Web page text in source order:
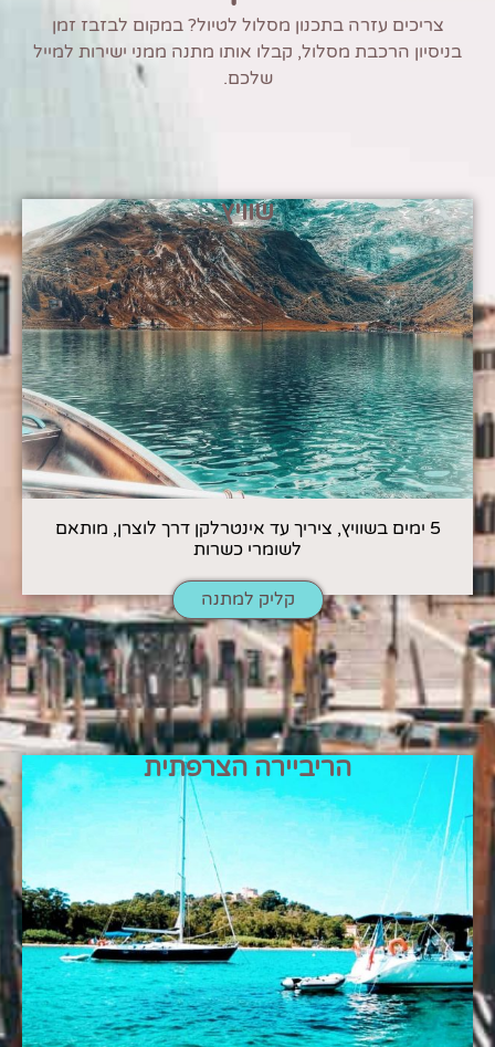
צריכים עזרה בתכנון מסלול לטיול? במקום לבזבז זמן
בניסיון הרכבת מסלול, קבלו אותו מתנה ממני ישירות למייל
שלכם.
שוויץ
5 ימים בשוויץ, ציריך עד אינטרלקן דרך לוצרן, מותאם
לשומרי כשרות
קליק למתנה
הריביירה הצרפתית